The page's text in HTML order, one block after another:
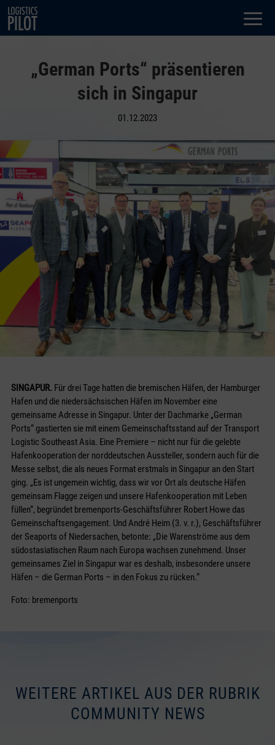
Dialog
window
„German Ports“ präsentieren
sich in Singapur
01.12.2023
SINGAPUR. Für drei Tage hatten die bremischen Häfen, der Hamburger
Hafen und die niedersächsischen Häfen im November eine
gemeinsame Adresse in Singapur. Unter der Dachmarke „German
Ports“ gastierten sie mit einem Gemeinschaftsstand auf der Transport
Logistic Southeast Asia. Eine Premiere – nicht nur für die gelebte
Hafenkooperation der norddeutschen Aussteller, sondern auch für die
Messe selbst, die als neues Format erstmals in Singapur an den Start
ging. „Es ist ungemein wichtig, dass wir vor Ort als deutsche Häfen
gemeinsam Flagge zeigen und unsere Hafenkooperation mit Leben
füllen“, begründet bremenports-Geschäftsführer Robert Howe das
Gemeinschaftsengagement. Und André Heim (3. v. r.), Geschäftsführer
der Seaports of Niedersachen, betonte: „Die Warenströme aus dem
südostasiatischen Raum nach Europa wachsen zunehmend. Unser
gemeinsames Ziel in Singapur war es deshalb, insbesondere unsere
Häfen – die German Ports – in den Fokus zu rücken.“
Foto: bremenports
WEITERE ARTIKEL AUS DER RUBRIK
COMMUNITY NEWS